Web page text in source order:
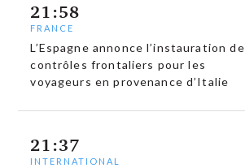
21:58
FRANCE
L’Espagne annonce l’instauration de
contrôles frontaliers pour les
voyageurs en provenance d’Italie
21:37
INTERNATIONAL